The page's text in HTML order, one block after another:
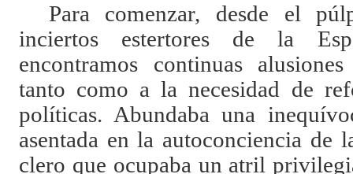
Para comenzar, desde el
inciertos estertores de la
encontramos continuas
tanto como a la necesidad de
políticas. Abundaba una
asentada en la autoconciencia de
clero que ocupaba un atril